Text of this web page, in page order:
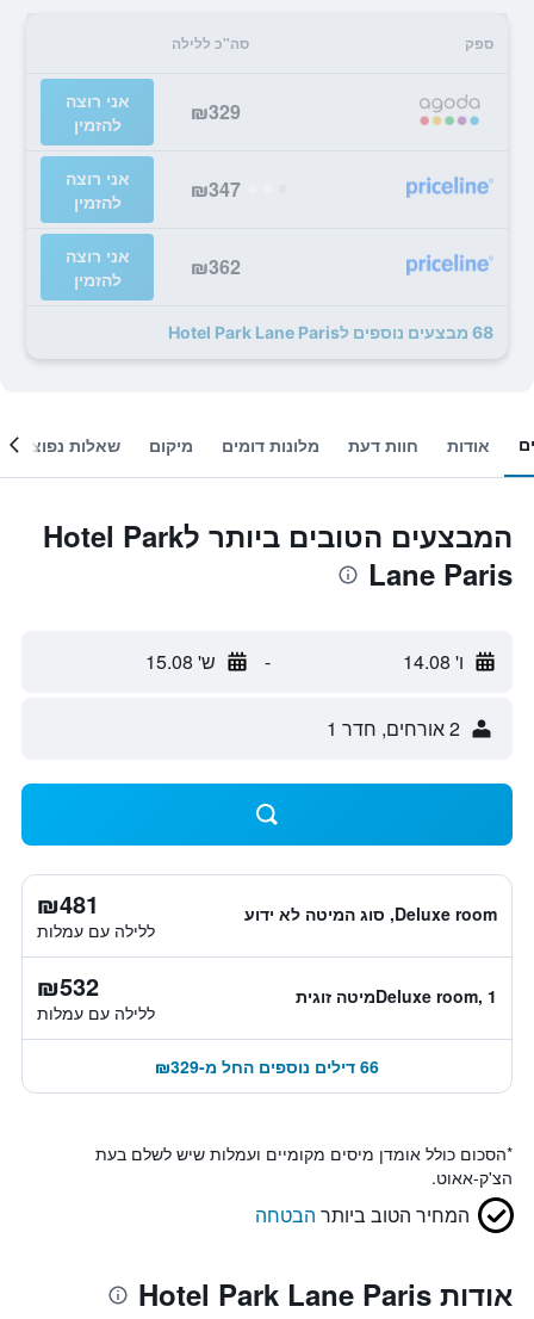
ספק סה"כ ללילה
₪329
אני רוצה
להזמין
₪347
אני רוצה
להזמין
₪362
אני רוצה
להזמין
68 מבצעים נוספים לHotel Park Lane Paris
אודות חוות דעת מלונות דומים מיקום שאלות נפוצות
המבצעים הטובים ביותר לHotel Park
Lane Paris
ו' 14.08 - ש' 15.08
2 אורחים, חדר 1
Deluxe room, סוג המיטה לא ידוע ₪481
ללילה עם עמלות
Deluxe room, 1מיטה זוגית ₪532
ללילה עם עמלות
66 דילים נוספים החל מ-₪329
*הסכום כולל אומדן מיסים מקומיים ועמלות שיש לשלם בעת
הצ'ק-אאוט.
המחיר הטוב ביותר הבטחה
אודות Hotel Park Lane Paris